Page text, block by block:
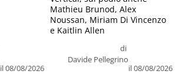
il 08/08/2026
di
Davide Pellegrino
il 08/08/2026
Mathieu Brunod, Alex
Noussan, Miriam Di Vincenzo
e Kaitlin Allen